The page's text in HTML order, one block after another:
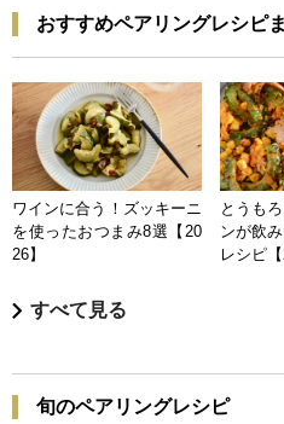
おすすめペアリングレシピ
ワインに合う！ズッキーニ
を使ったおつまみ8選【20
26】
とうも
ンが飲
レシピ【
すべて見る
旬のペアリングレシピ